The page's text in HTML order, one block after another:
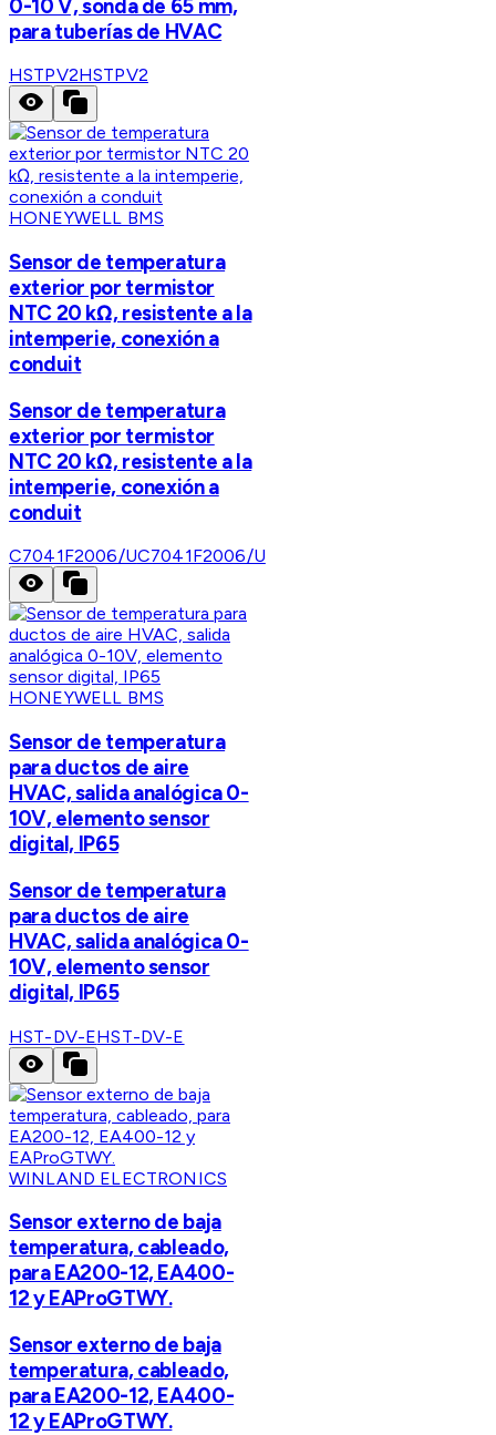
0-10 V, sonda de 65 mm,
para tuberías de HVAC
HSTPV2HSTPV2
HONEYWELL BMS
Sensor de temperatura
exterior por termistor
NTC 20 kΩ, resistente a la
intemperie, conexión a
conduit
Sensor de temperatura
exterior por termistor
NTC 20 kΩ, resistente a la
intemperie, conexión a
conduit
C7041F2006/UC7041F2006/U
HONEYWELL BMS
Sensor de temperatura
para ductos de aire
HVAC, salida analógica 0-
10V, elemento sensor
digital, IP65
Sensor de temperatura
para ductos de aire
HVAC, salida analógica 0-
10V, elemento sensor
digital, IP65
HST-DV-EHST-DV-E
WINLAND ELECTRONICS
Sensor externo de baja
temperatura, cableado,
para EA200-12, EA400-
12 y EAProGTWY.
Sensor externo de baja
temperatura, cableado,
para EA200-12, EA400-
12 y EAProGTWY.